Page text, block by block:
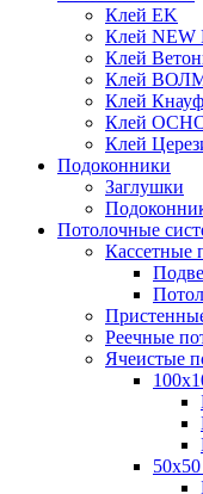
Клей EK
Клей
Клей
Клей
Клей
Клей
Клей
Подоконники
Заглушки
Потолочные
Кассетные
Реечные
Ячеистые